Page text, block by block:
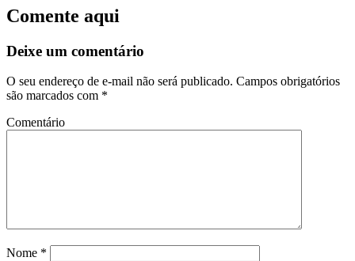
Comente aqui
Deixe um comentário
O seu endereço de e-mail não será publicado. Campos obrigatórios
são marcados com *
Comentário
Nome *